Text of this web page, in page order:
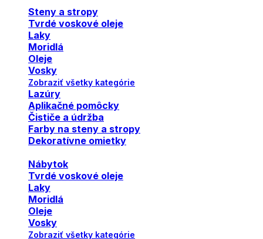
Steny a stropy
Tvrdé voskové oleje
Laky
Moridlá
Oleje
Vosky
Zobraziť všetky kategórie
Lazúry
Aplikačné pomôcky
Čističe a údržba
Farby na steny a stropy
Dekoratívne omietky
Nábytok
Tvrdé voskové oleje
Laky
Moridlá
Oleje
Vosky
Zobraziť všetky kategórie